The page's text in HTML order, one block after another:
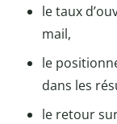
le taux
mail,
le
dans les
le retour